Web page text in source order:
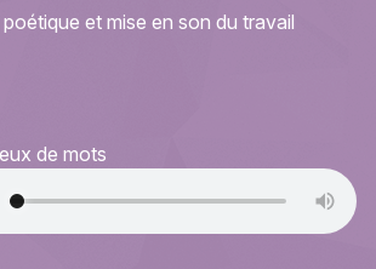
et mise en son du travail
de mots